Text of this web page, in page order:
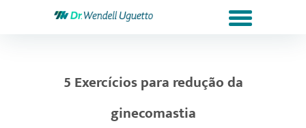
5 Exercícios para redução da
ginecomastia